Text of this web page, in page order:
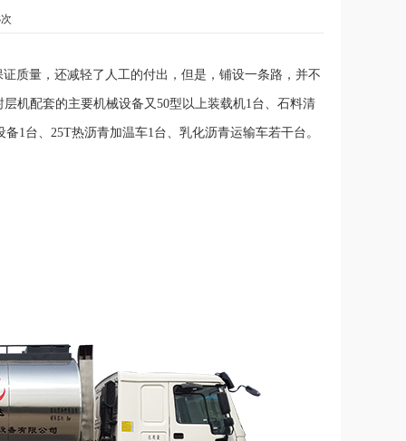
质量，还减轻了人工的付出，但是，铺设一条路，并不
机配套的主要机械设备又50型以上装载机1台、石料清
1台、25T热沥青加温车1台、乳化沥青运输车若干台。